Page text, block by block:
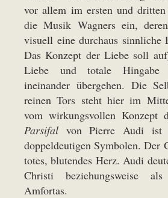
vor allem im ersten und
die Musik Wagners ein,
visuell eine durchaus sinnliche
Das Konzept der Liebe soll
Liebe und totale Hingabe
ineinander übergehen. Die
reinen Tors steht hier im
vom wirkungsvollen Konzept
Parsifal von Pierre Audi ist
doppeldeutigen Symbolen. Der
totes, blutendes Herz. Audi
Christi beziehungsweise
Amfortas.